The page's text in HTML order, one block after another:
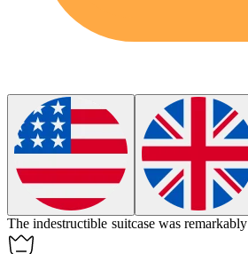
The indestructible suitcase was remarkably